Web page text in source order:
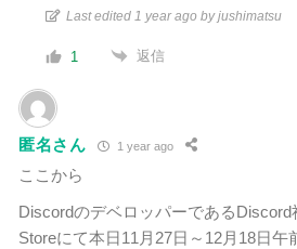
Last edited 1 year ago by jushimatsu
1 返信
匿名さん 1 year ago
ここから
Discordのデベロッパーである
Storeにて本日11月27日～12月18日午